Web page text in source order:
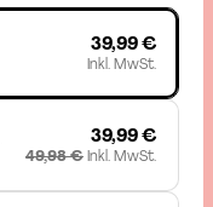
39,99 €
Inkl. MwSt.
39,99 €
49,98 €Inkl. MwSt.